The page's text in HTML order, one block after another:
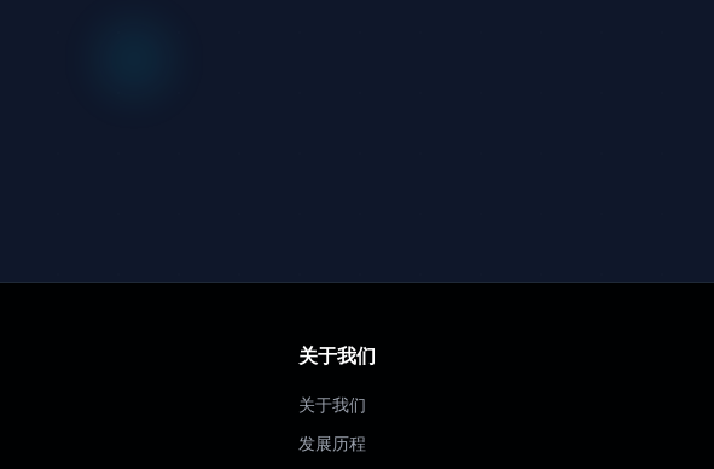
关于我们
关于我们
发展历程